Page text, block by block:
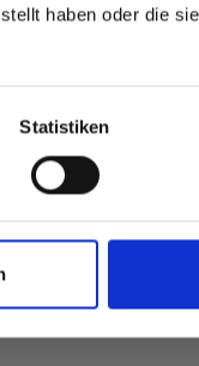
haben oder die
Statistiken
Europe / Rest of the